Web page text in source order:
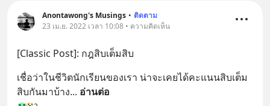
Anontawong's Musings • ติดตาม
23 เม.ย. 2022 เวลา 10:08 • ความคิดเห็น
[Classic Post]: กฎสิบเต็มสิบ
เชื่อว่าในชีวิตนักเรียนของเรา น่าจะเคยได้คะแนนสิบเต็ม
สิบกันมาบ้าง... อ่านต่อ